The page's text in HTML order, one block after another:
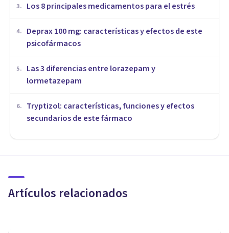
3. Los 8 principales medicamentos para el estrés
4.
Deprax 100 mg: características y efectos de este
psicofármacos
5.
Las 3 diferencias entre lorazepam y
lormetazepam
6.
Tryptizol: características, funciones y efectos
secundarios de este fármaco
Artículos relacionados
Cuál tomar (usos y diferencias)